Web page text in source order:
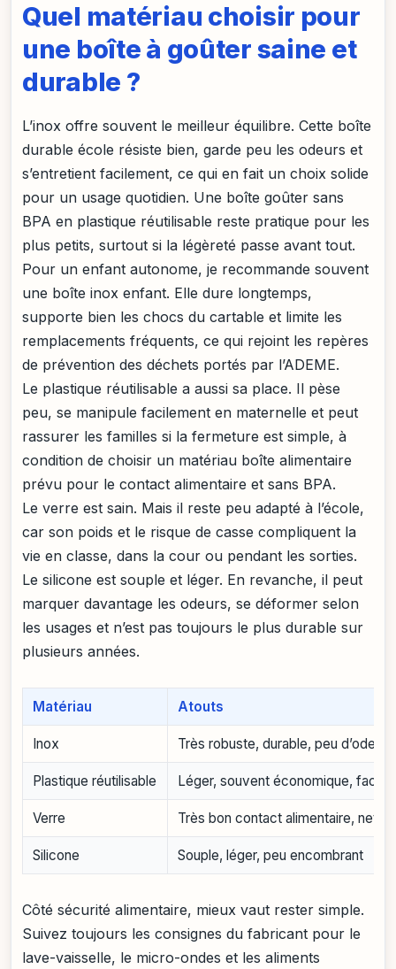
Quel matériau choisir pour
une boîte à goûter saine et
durable ?
L’inox offre souvent le meilleur équilibre. Cette boîte
durable école résiste bien, garde peu les odeurs et
s’entretient facilement, ce qui en fait un choix solide
pour un usage quotidien. Une boîte goûter sans
BPA en plastique réutilisable reste pratique pour les
plus petits, surtout si la légèreté passe avant tout.
Pour un enfant autonome, je recommande souvent
une boîte inox enfant. Elle dure longtemps,
supporte bien les chocs du cartable et limite les
remplacements fréquents, ce qui rejoint les repères
de prévention des déchets portés par l’ADEME.
Le plastique réutilisable a aussi sa place. Il pèse
peu, se manipule facilement en maternelle et peut
rassurer les familles si la fermeture est simple, à
condition de choisir un matériau boîte alimentaire
prévu pour le contact alimentaire et sans BPA.
Le verre est sain. Mais il reste peu adapté à l’école,
car son poids et le risque de casse compliquent la
vie en classe, dans la cour ou pendant les sorties.
Le silicone est souple et léger. En revanche, il peut
marquer davantage les odeurs, se déformer selon
les usages et n’est pas toujours le plus durable sur
plusieurs années.
Matériau Atouts
Inox Très robuste, durable, peu
Plastique réutilisable Léger, souvent économique, facile
Verre Très bon contact alimentaire,
Silicone Souple, léger, peu encombrant
Côté sécurité alimentaire, mieux vaut rester simple.
Suivez toujours les consignes du fabricant pour le
lave-vaisselle, le micro-ondes et les aliments